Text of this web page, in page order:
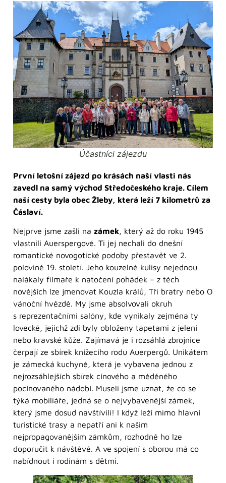
Účastníci zájezdu
První letošní zájezd po krásách naší vlasti nás
zavedl na samý východ Středočeského kraje. Cílem
naší cesty byla obec Žleby, která leží 7 kilometrů za
Čáslaví.
Nejprve jsme zašli na zámek, který až do roku 1945
vlastnili Auerspergové. Ti jej nechali do dnešní
romantické novogotické podoby přestavět ve 2.
polovině 19. století. Jeho kouzelné kulisy nejednou
nalákaly filmaře k natočení pohádek – z těch
novějších lze jmenovat Kouzla králů, Tři bratry nebo O
vánoční hvězdě. My jsme absolvovali okruh
s reprezentačními salóny, kde vynikaly zejména ty
lovecké, jejichž zdi byly obloženy tapetami z jelení
nebo kravské kůže. Zajímavá je i rozsáhlá zbrojnice
čerpají ze sbírek knížecího rodu Auerpergů. Unikátem
je zámecká kuchyně, která je vybavena jednou z
nejrozsáhlejších sbírek cínového a měděného
pocínovaného nádobí. Museli jsme uznat, že co se
týká mobiliáře, jedná se o nejvybavenější zámek,
který jsme dosud navštívili! I když leží mimo hlavní
turistické trasy a nepatří ani k našim
nejpropagovanějším zámkům, rozhodně ho lze
doporučit k návštěvě. A ve spojení s oborou má co
nabídnout i rodinám s dětmi.